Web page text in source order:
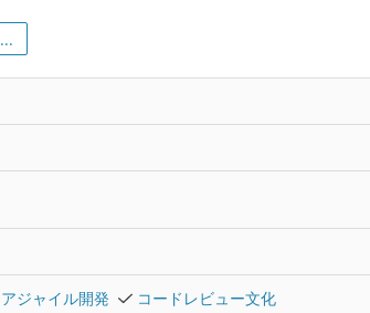
...
アジャイル開発
コードレビュー文化